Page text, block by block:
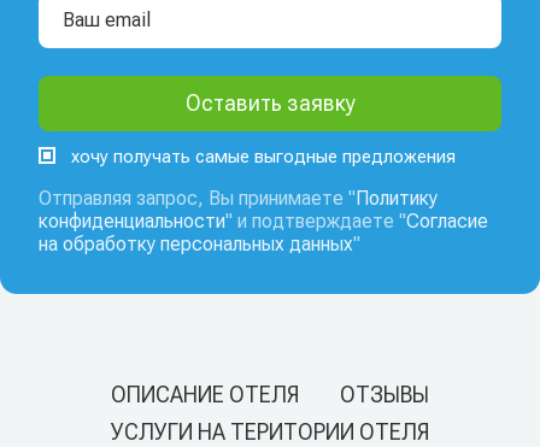
хочу получать самые выгодные предложения
Отправляя запрос, Вы принимаете " Политику
конфиденциальности" и подтверждаете "Согласие
на обработку персональных данных"
ОПИСАНИЕ ОТЕЛЯ
ОТЗЫВЫ
УСЛУГИ НА ТЕРИТОРИИ ОТЕЛЯ